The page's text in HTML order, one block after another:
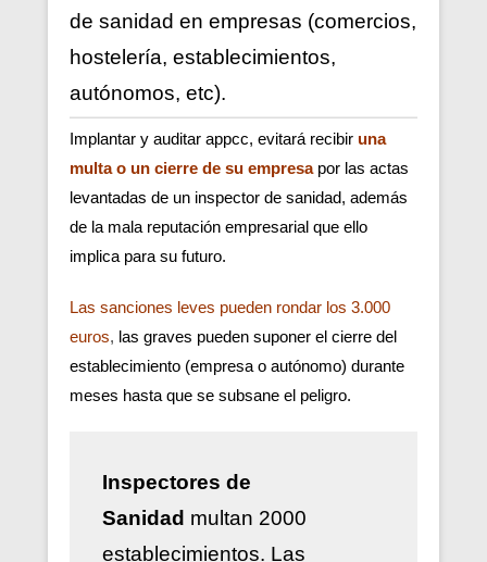
de sanidad en empresas (comercios,
hostelería, establecimientos,
autónomos, etc).
Implantar y auditar appcc, evitará recibir una
multa o un cierre de su empresa por las actas
levantadas de un inspector de sanidad, además
de la mala reputación empresarial que ello
implica para su futuro.
Las sanciones leves pueden rondar los 3.000
euros, las graves pueden suponer el cierre del
establecimiento (empresa o autónomo) durante
meses hasta que se subsane el peligro.
Inspectores de
Sanidad multan 2000
establecimientos. Las